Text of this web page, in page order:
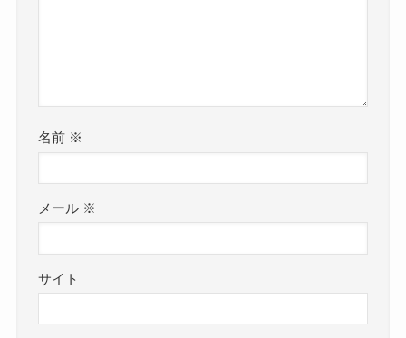
名前 ※
メール ※
サイト